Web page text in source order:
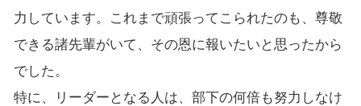
力しています。これまで頑張ってこられたのも、尊敬
できる諸先輩がいて、その恩に報いたいと思ったから
でした。
特に、リーダーとなる人は、部下の何倍も努力しなけ